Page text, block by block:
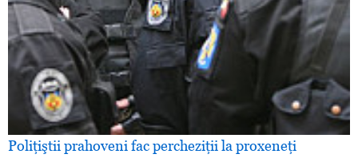
Poliţiştii prahoveni fac percheziţii la proxeneţi